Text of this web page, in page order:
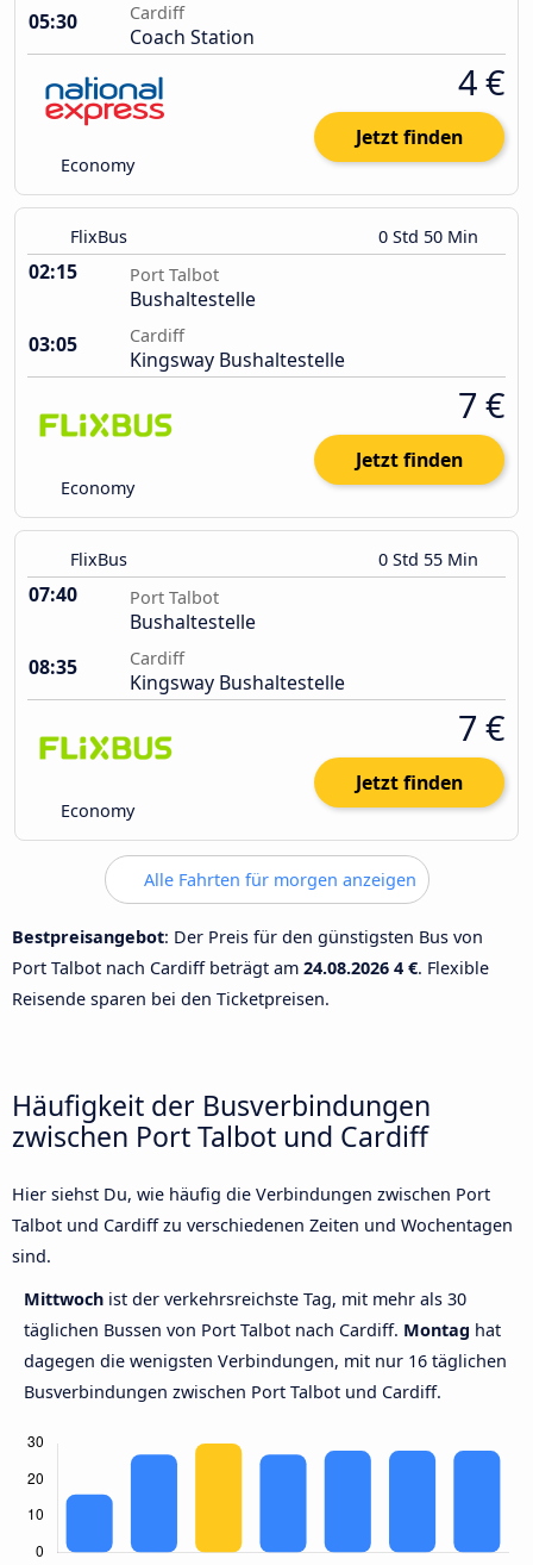
05:30
Cardiff
Coach Station
Economy
4 €
Jetzt finden
FlixBus 0 Std 50 Min
02:15 Port Talbot
Bushaltestelle
03:05
Cardiff
Kingsway Bushaltestelle
Economy
7 €
Jetzt finden
FlixBus 0 Std 55 Min
07:40 Port Talbot
Bushaltestelle
08:35
Cardiff
Kingsway Bushaltestelle
Economy
7 €
Jetzt finden
Alle Fahrten für morgen anzeigen
Bestpreisangebot: Der Preis für den günstigsten Bus von
Port Talbot nach Cardiff beträgt am 24.08.2026 4 €. Flexible
Reisende sparen bei den Ticketpreisen.
Häufigkeit der Busverbindungen
zwischen Port Talbot und Cardiff
Hier siehst Du, wie häufig die Verbindungen zwischen Port
Talbot und Cardiff zu verschiedenen Zeiten und Wochentagen
sind.
Mittwoch ist der verkehrsreichste Tag, mit mehr als 30
täglichen Bussen von Port Talbot nach Cardiff. Montag hat
dagegen die wenigsten Verbindungen, mit nur 16 täglichen
Busverbindungen zwischen Port Talbot und Cardiff.